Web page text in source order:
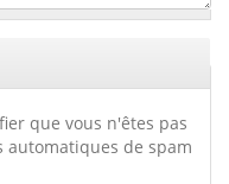
que vous n'êtes pas
automatiques de spam